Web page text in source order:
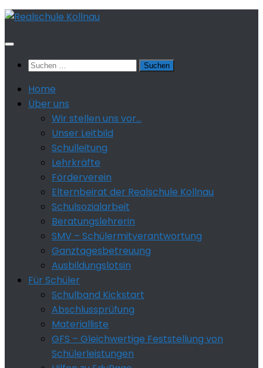
Zum
springen
Suchen
Home
Über uns
Wir stellen uns vor…
Unser Leitbild
Schulleitung
Lehrkräfte
Förderverein
Elternbeirat der Realschule Kollnau
Schulsozialarbeit
Beratungslehrerin
SMV – Schülermitverantwortung
Ganztagesbetreuung
Ausbildungslotsin
Für Schüler
Schulband Kickstart
Abschlussprüfung
Materialliste
GFS – Gleichwertige Feststellung von
Schülerleistungen